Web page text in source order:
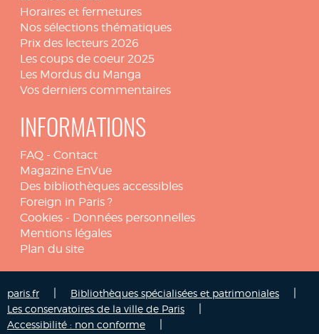
Horaires et fermetures
Nos sélections thématiques
Prix des lecteurs 2026
Les coups de coeur 2025
Les Mordus du Manga
Vos derniers commentaires
INFORMATIONS
FAQ - Contact
Magazine EnVue
Des bibliothèques accessibles
Foreign in Paris ?
Cookies - Données personnelles
Mentions légales
Plan du site
paris.fr Bibliothèques spécialisées et patrimoniales
Les conservatoires de la ville de Paris
Accessibilité : non conforme